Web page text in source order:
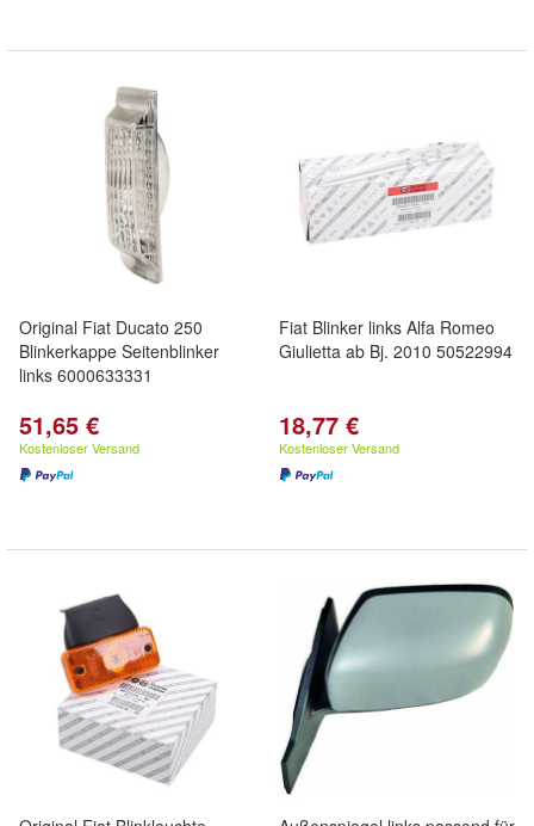
Original Fiat Ducato 250
Blinkerkappe Seitenblinker
links 6000633331
51,65 €
Kostenloser Versand
Fiat Blinker links Alfa Romeo
Giulietta ab Bj. 2010 50522994
18,77 €
Kostenloser Versand